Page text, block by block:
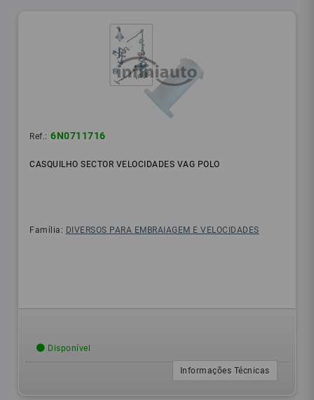
Ref.: 6N0711716
CASQUILHO SECTOR VELOCIDADES VAG POLO
Família: DIVERSOS PARA EMBRAIAGEM E VELOCIDADES
Disponível
Informações Técnicas